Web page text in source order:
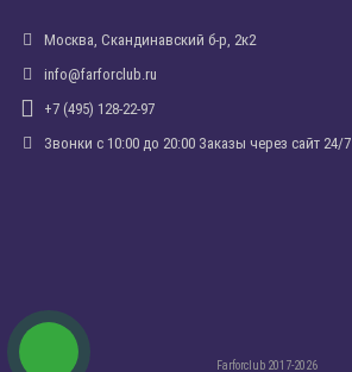
Москва, Скандинавский б-р, 2к2
info@farforclub.ru
+7 (495) 128-22-97
Звонки c 10:00 до 20:00 Заказы через сайт 24/7
Farforclub 2017-2026